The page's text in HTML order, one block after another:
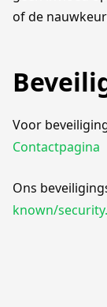
of de
Voor
Contactpagina
Ons
known/